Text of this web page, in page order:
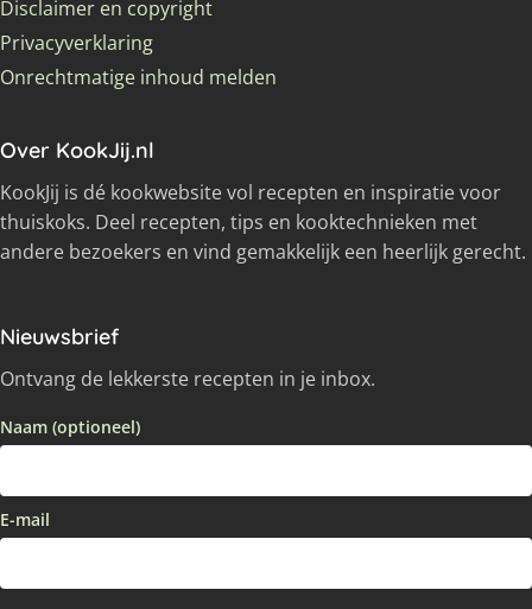
Disclaimer en copyright
Privacyverklaring
Onrechtmatige inhoud melden
Over KookJij.nl
KookJij is dé kookwebsite vol recepten en inspiratie voor
thuiskoks. Deel recepten, tips en kooktechnieken met
andere bezoekers en vind gemakkelijk een heerlijk gerecht.
Nieuwsbrief
Ontvang de lekkerste recepten in je inbox.
Naam (optioneel)
E-mail